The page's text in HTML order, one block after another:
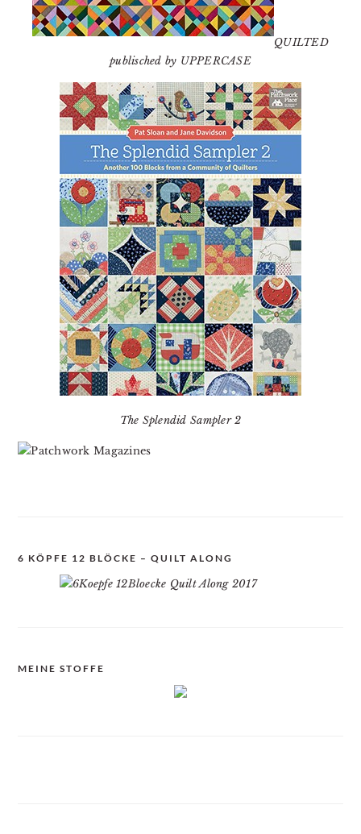
QUILTED
publisched by UPPERCASE
The Splendid Sampler 2
6 KÖPFE 12 BLÖCKE – QUILT ALONG
MEINE STOFFE